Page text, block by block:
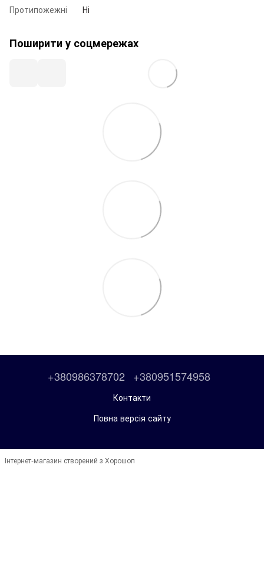
Протипожежні Ні
Поширити у соцмережах
+380986378702 +380951574958
Контакти
Повна версія сайту
Інтернет-магазин створений з Хорошоп